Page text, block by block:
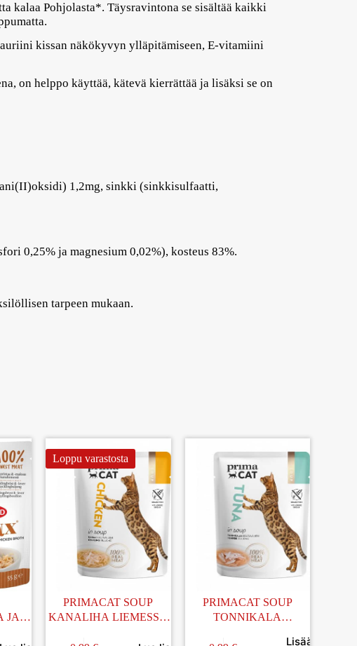
kalaa Pohjolasta*. Täysravintona se sisältää kaikki
kissan näkökyvyn ylläpitämiseen, E-vitamiini
on helppo käyttää, kätevä kierrättää ja lisäksi se on
1,2mg, sinkki (sinkkisulfaatti,
0,25% ja magnesium 0,02%), kosteus 83%.
tarpeen mukaan.
JA
Loppu varastosta
PRIMACAT SOUP
KANALIHA LIEMESSÄ
PRIMACAT SOUP
TONNIKALA
Lisää